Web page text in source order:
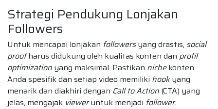
Strategi Pendukung Lonjakan
Followers
Untuk mencapai lonjakan followersyang drastis, social
proofharus didukung oleh kualitas konten dan profil
optimization yang maksimal. Pastikan nichekonten
Anda spesifik dan setiap video memiliki hookyang
menarik dan diakhiri dengan Call to Action (CTA) yang
jelas, mengajak vieweruntuk menjadi follower.